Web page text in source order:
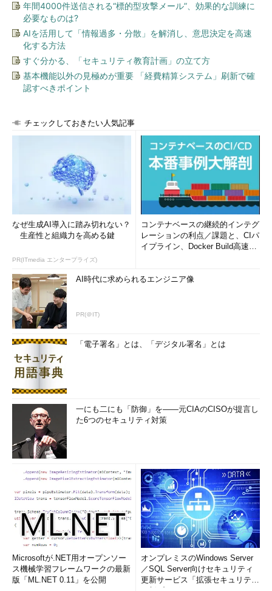
年間4000件送信される“標的型攻撃メール”、効果的な訓練に
必要なものは?
AIを活用して「情報過多・分散」を解消し、意思決定を高速
化する方法
すぐ分かる、「セキュリティ教育計画」の立て方
基本機能以外の見極めが重要 「経費精算システム」刷新で確
認すべきポイント
チェックしておきたい人気記事
なぜ生成AI導入に踏み切れない？
生産性と組織力を高める鍵
PR(ITmedia エンタープライズ)
コンテナベースの継続的インテグ
レーションの利点／課題と、CIパ
イプライン、Docker Build高速化
AI時代に求められるエンジニア像
PR(＠IT)
「電子署名」とは、「デジタル署名」とは
一にも二にも「防御」を――元CIAのCISOが提言し
た6つのセキュリティ対策
Microsoftが.NET用オープンソー
ス機械学習フレームワークの最新
版「ML.NET 0.11」を公開
オンプレミスのWindows Server
／SQL Server向けセキュリティ
更新サービス「拡張セキュリティ